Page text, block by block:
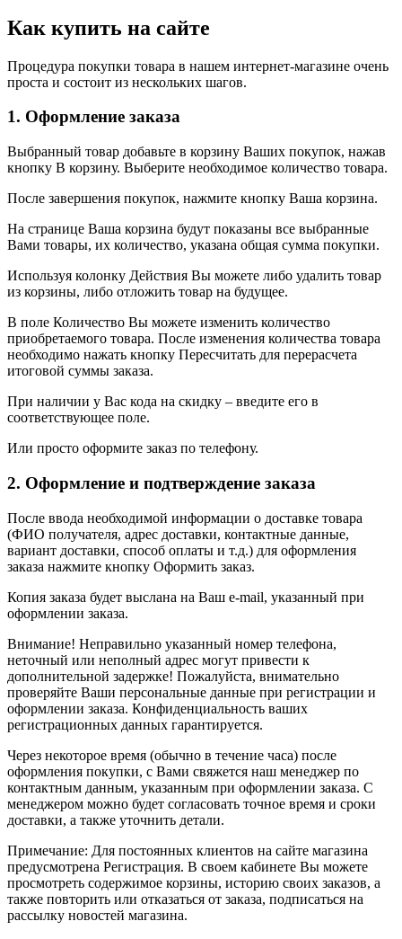
Как купить на сайте
Процедура покупки товара в нашем интернет-магазине очень
проста и состоит из нескольких шагов.
1. Оформление заказа
Выбранный товар добавьте в корзину Ваших покупок, нажав
кнопку В корзину. Выберите необходимое количество товара.
После завершения покупок, нажмите кнопку Ваша корзина.
На странице Ваша корзина будут показаны все выбранные
Вами товары, их количество, указана общая сумма покупки.
Используя колонку Действия Вы можете либо удалить товар
из корзины, либо отложить товар на будущее.
В поле Количество Вы можете изменить количество
приобретаемого товара. После изменения количества товара
необходимо нажать кнопку Пересчитать для перерасчета
итоговой суммы заказа.
При наличии у Вас кода на скидку – введите его в
соответствующее поле.
Или просто оформите заказ по телефону.
2. Оформление и подтверждение заказа
После ввода необходимой информации о доставке товара
(ФИО получателя, адрес доставки, контактные данные,
вариант доставки, способ оплаты и т.д.) для оформления
заказа нажмите кнопку Оформить заказ.
Копия заказа будет выслана на Ваш e-mail, указанный при
оформлении заказа.
Внимание! Неправильно указанный номер телефона,
неточный или неполный адрес могут привести к
дополнительной задержке! Пожалуйста, внимательно
проверяйте Ваши персональные данные при регистрации и
оформлении заказа. Конфиденциальность ваших
регистрационных данных гарантируется.
Через некоторое время (обычно в течение часа) после
оформления покупки, с Вами свяжется наш менеджер по
контактным данным, указанным при оформлении заказа. С
менеджером можно будет согласовать точное время и сроки
доставки, а также уточнить детали.
Примечание: Для постоянных клиентов на сайте магазина
предусмотрена Регистрация. В своем кабинете Вы можете
просмотреть содержимое корзины, историю своих заказов, а
также повторить или отказаться от заказа, подписаться на
рассылку новостей магазина.